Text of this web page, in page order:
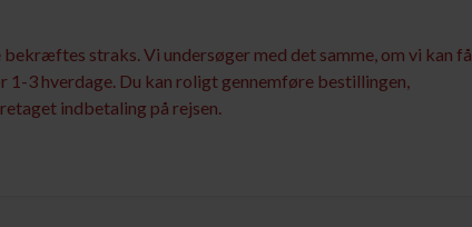
straks. Vi undersøger med det samme, om vi kan få
1-3 hverdage. Du kan roligt gennemføre bestillingen,
indbetaling på rejsen.